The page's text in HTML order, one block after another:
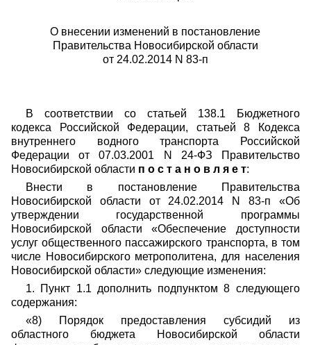
О внесении изменений в постановление
Правительства Новосибирской области
от 24.02.2014 N 83-п
В соответствии со статьей 138.1 Бюджетного
кодекса Российской Федерации, статьей 8 Кодекса
внутреннего водного транспорта Российской
Федерацииот 07.03.2001 N 24-ФЗ Правительство
Новосибирской области п о с т а н о в л я е т:
Внести в постановление Правительства
Новосибирской области от 24.02.2014 N 83-п «Об
утверждении государственной программы
Новосибирской области «Обеспечение доступности
услуг общественного пассажирского транспорта, в том
числе Новосибирского метрополитена, для населения
Новосибирской области» следующие изменения:
1. Пункт 1.1 дополнить подпунктом 8 следующего
содержания:
«8) Порядок предоставления субсидий из
областного бюджета Новосибирской области